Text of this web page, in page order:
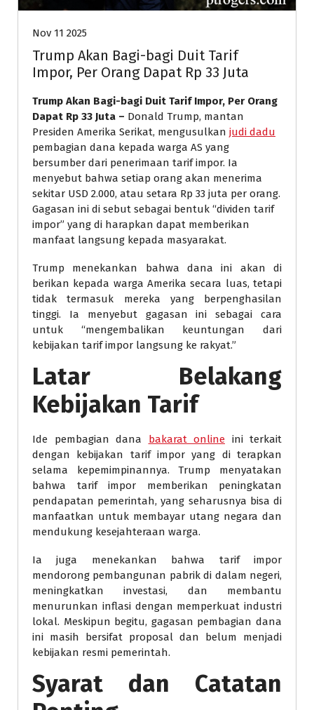
Nov 11 2025
Trump Akan Bagi-bagi Duit Tarif
Impor, Per Orang Dapat Rp 33 Juta
Trump Akan Bagi-bagi Duit Tarif Impor, Per Orang
Dapat Rp 33 Juta – Donald Trump, mantan
Presiden Amerika Serikat, mengusulkan judi dadu
pembagian dana kepada warga AS yang
bersumber dari penerimaan tarif impor. Ia
menyebut bahwa setiap orang akan menerima
sekitar USD 2.000, atau setara Rp 33 juta per orang.
Gagasan ini di sebut sebagai bentuk “dividen tarif
impor” yang di harapkan dapat memberikan
manfaat langsung kepada masyarakat.
Trump menekankan bahwa dana ini akan di
berikan kepada warga Amerika secara luas, tetapi
tidak termasuk mereka yang berpenghasilan
tinggi. Ia menyebut gagasan ini sebagai cara
untuk “mengembalikan keuntungan dari
kebijakan tarif impor langsung ke rakyat.”
Latar Belakang
Kebijakan Tarif
Ide pembagian dana bakarat online ini terkait
dengan kebijakan tarif impor yang di terapkan
selama kepemimpinannya. Trump menyatakan
bahwa tarif impor memberikan peningkatan
pendapatan pemerintah, yang seharusnya bisa di
manfaatkan untuk membayar utang negara dan
mendukung kesejahteraan warga.
Ia juga menekankan bahwa tarif impor
mendorong pembangunan pabrik di dalam negeri,
meningkatkan investasi, dan membantu
menurunkan inflasi dengan memperkuat industri
lokal. Meskipun begitu, gagasan pembagian dana
ini masih bersifat proposal dan belum menjadi
kebijakan resmi pemerintah.
Syarat dan Catatan